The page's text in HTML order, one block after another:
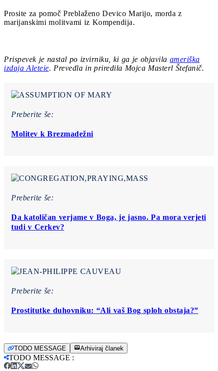
Prosite za pomoč Preblaženo Devico Marijo, morda z
marijanskimi molitvami iz Kompendija.
Prispevek je nastal po izvirniku, ki ga je objavila ameriška
izdaja Aleteie. Prevedla in priredila Mojca Masterl Štefanič.
Preberite še:
Molitev k Brezmadežni
Preberite še:
Da katoličan verjame v Boga, je jasno. Pa mora verjeti
tudi v Cerkev?
Preberite še:
Prostitutke duhovniku: “Ali vaš Bog sploh obstaja?”
TODO MESSAGE Arhiviraj članek
TODO MESSAGE :